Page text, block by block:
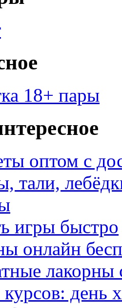
18+ пары
оптом с
тали,
игры быстро
онлайн
лакорны
день